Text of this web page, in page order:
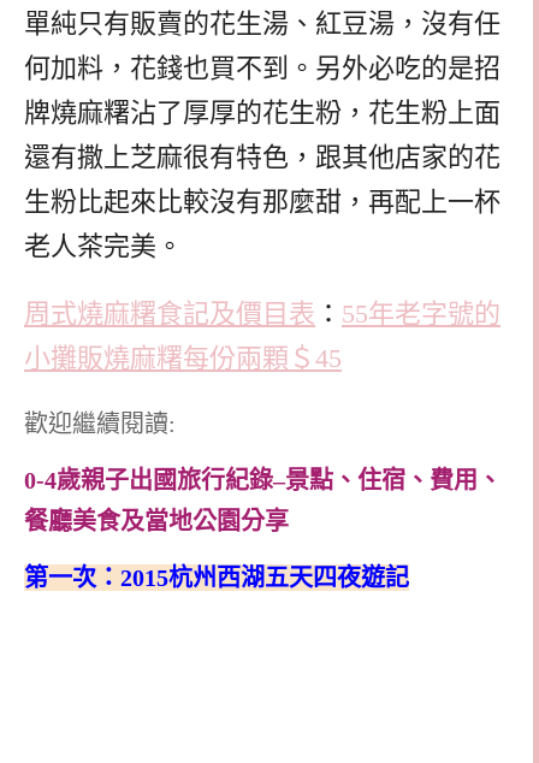
單純只有販賣的花生湯、紅豆湯，沒有任
何加料，花錢也買不到。另外必吃的是招
牌燒麻糬沾了厚厚的花生粉，花生粉上面
還有撒上芝麻很有特色，跟其他店家的花
生粉比起來比較沒有那麼甜，再配上一杯
老人茶完美。
周式燒麻糬食記及價目表 ： 55年老字號的
小攤販燒麻糬每份兩顆＄45
歡迎繼續閱讀:
0-4歲親子出國旅行紀錄–景點、住宿、費用、
餐廳美食及當地公園分享
第一次： 2015杭州西湖五天四夜遊記